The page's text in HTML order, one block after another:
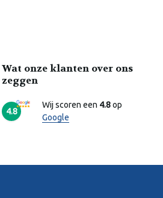
Wat onze klanten over ons
zeggen
4.8
Wij scoren een 4.8op
Google